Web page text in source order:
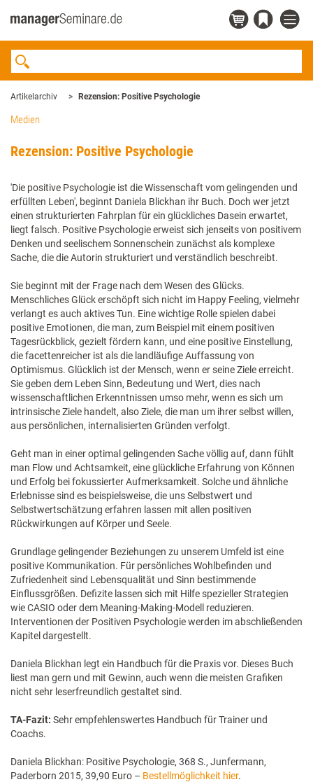
Artikelarchiv Rezension: Positive Psychologie
Medien
Rezension: Positive Psychologie
'Die positive Psychologie ist die Wissenschaft vom gelingenden und
erfüllten Leben', beginnt Daniela Blickhan ihr Buch. Doch wer jetzt
einen strukturierten Fahrplan für ein glückliches Dasein erwartet,
liegt falsch. Positive Psychologie erweist sich jenseits von positivem
Denken und seelischem Sonnenschein zunächst als komplexe
Sache, die die Autorin strukturiert und verständlich beschreibt.
Sie beginnt mit der Frage nach dem Wesen des Glücks.
Menschliches Glück erschöpft sich nicht im Happy Feeling, vielmehr
verlangt es auch aktives Tun. Eine wichtige Rolle spielen dabei
positive Emotionen, die man, zum Beispiel mit einem positiven
Tagesrückblick, gezielt fördern kann, und eine positive Einstellung,
die facettenreicher ist als die landläufige Auffassung von
Optimismus. Glücklich ist der Mensch, wenn er seine Ziele erreicht.
Sie geben dem Leben Sinn, Bedeutung und Wert, dies nach
wissenschaftlichen Erkenntnissen umso mehr, wenn es sich um
intrinsische Ziele handelt, also Ziele, die man um ihrer selbst willen,
aus persönlichen, internalisierten Gründen verfolgt.
Geht man in einer optimal gelingenden Sache völlig auf, dann fühlt
man Flow und Achtsamkeit, eine glückliche Erfahrung von Können
und Erfolg bei fokussierter Aufmerksamkeit. Solche und ähnliche
Erlebnisse sind es beispielsweise, die uns Selbstwert und
Selbstwertschätzung erfahren lassen mit allen positiven
Rückwirkungen auf Körper und Seele.
Grundlage gelingender Beziehungen zu unserem Umfeld ist eine
positive Kommunikation. Für persönliches Wohlbefinden und
Zufriedenheit sind Lebensqualität und Sinn bestimmende
Einflussgrößen. Defizite lassen sich mit Hilfe spezieller Strategien
wie ­CASIO oder dem Meaning-Making-Modell reduzieren.
Interventionen der Positiven Psychologie werden im abschließenden
Kapitel dargestellt.
Daniela Blickhan legt ein Handbuch für die Praxis vor. Dieses Buch
liest man gern und mit Gewinn, auch wenn die meisten Grafiken
nicht sehr leserfreundlich gestaltet sind.
TA-Fazit: Sehr empfehlenswertes Handbuch für Trainer und
Coachs.
Daniela Blickhan: Positive Psychologie, 368 S., Junfermann,
Paderborn 2015, 39,90 Euro – Bestellmöglichkeit hier.